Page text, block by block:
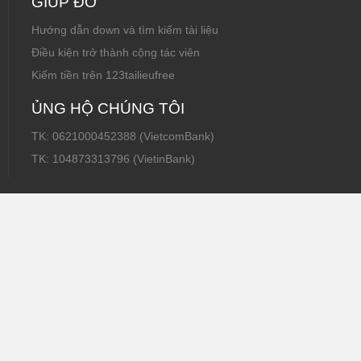
Hướng dẫn down và tìm kiếm tài liệu
Điều kiện trở thành cộng tác viên
Kiếm tiền trên 123tailieufree
ỦNG HỘ CHÚNG TÔI
TK: 0621000452388 (VietcomBank)
TK: 104873313796 (VietinBank)